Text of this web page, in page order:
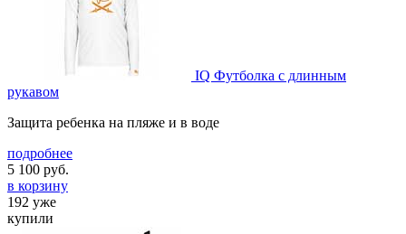
IQ Футболка с длинным
рукавом
Защита ребенка на пляже и в воде
подробнее
5 100 руб.
в корзину
192 уже
купили